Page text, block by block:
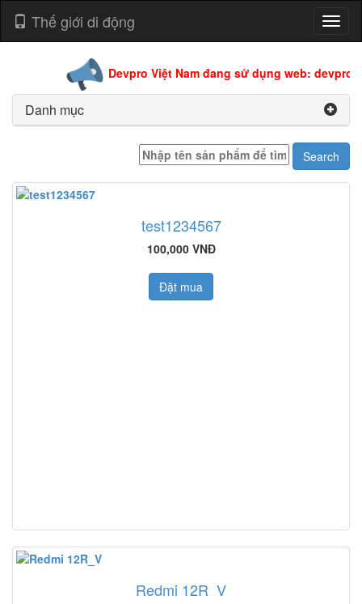
Thế giới di động
Devpro Việt Nam đang sử dụng web:
Danh mục
test1234567
100,000 VNĐ
Đặt mua
Redmi 12R_V